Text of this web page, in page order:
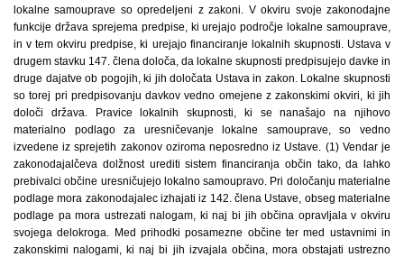
lokalne samouprave so opredeljeni z zakoni. V okviru svoje zakonodajne
funkcije država sprejema predpise, ki urejajo področje lokalne samouprave,
in v tem okviru predpise, ki urejajo financiranje lokalnih skupnosti. Ustava v
drugem stavku 147. člena določa, da lokalne skupnosti predpisujejo davke in
druge dajatve ob pogojih, ki jih določata Ustava in zakon. Lokalne skupnosti
so torej pri predpisovanju davkov vedno omejene z zakonskimi okviri, ki jih
določi država. Pravice lokalnih skupnosti, ki se nanašajo na njihovo
materialno podlago za uresničevanje lokalne samouprave, so vedno
izvedene iz sprejetih zakonov oziroma neposredno iz Ustave. (1) Vendar je
zakonodajalčeva dolžnost urediti sistem financiranja občin tako, da lahko
prebivalci občine uresničujejo lokalno samoupravo. Pri določanju materialne
podlage mora zakonodajalec izhajati iz 142. člena Ustave, obseg materialne
podlage pa mora ustrezati nalogam, ki naj bi jih občina opravljala v okviru
svojega delokroga. Med prihodki posamezne občine ter med ustavnimi in
zakonskimi nalogami, ki naj bi jih izvajala občina, mora obstajati ustrezno